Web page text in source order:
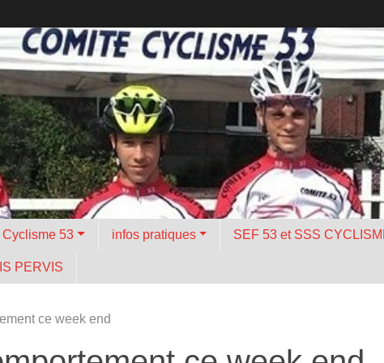
Cyclisme 53 infos pratiques SEF 53 et SSS
PERVIS
ce week end